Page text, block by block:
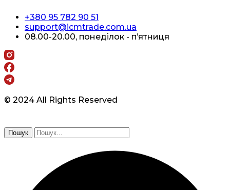
+380 95 782 90 51
support@icmtrade.com.ua
08.00-20.00, понеділок - п’ятниця
© 2024 All Rights Reserved
Пошук